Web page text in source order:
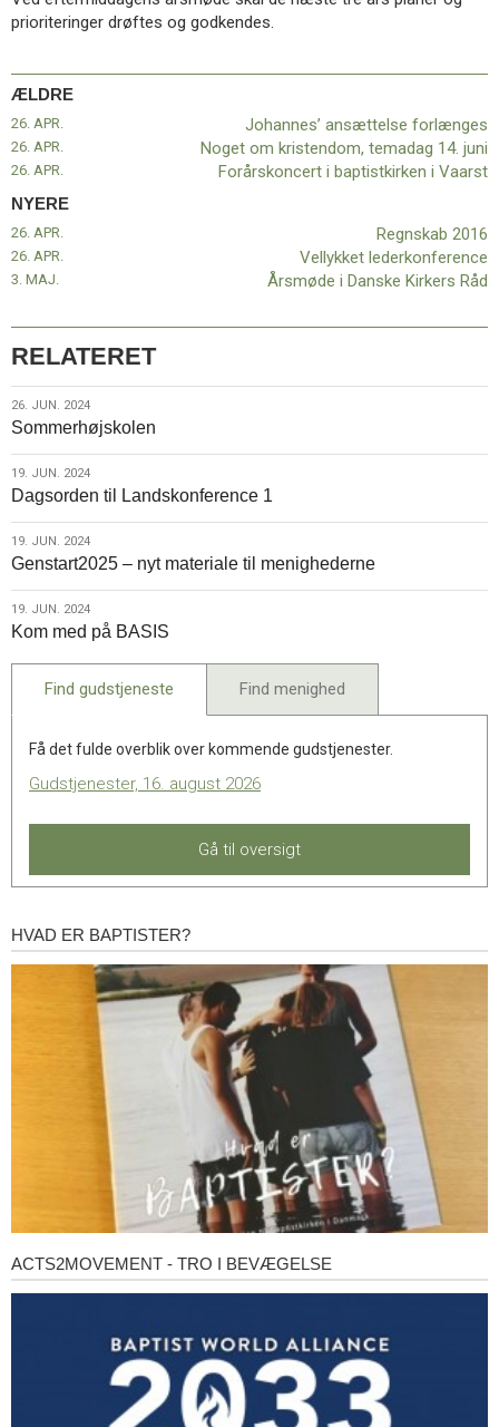
11.0:
Kalender
Inspiration
Mission
15.0:
Om
BaptistKirken
16.0:
Kontakt
indlæg:
Regnskab
2016Forrige
indlæg:
ansættelse
forlænges
prioriteringer drøftes og godkendes.
ÆLDRE
26. APR. Johannes’ ansættelse forlænges
26. APR. Noget om kristendom, temadag 14. juni
26. APR. Forårskoncert i baptistkirken i Vaarst
NYERE
Regnskab 2016
26. APR.
Vellykket lederkonference
26. APR.
Årsmøde i Danske Kirkers Råd
3. MAJ.
RELATERET
26.
jun.
2024
26. JUN. 2024
Sommerhøjskolen
19.
jun.
2024
19. JUN. 2024
Dagsorden til Landskonference 1
19.
jun.
2024
19. JUN. 2024
Genstart2025 – nyt materiale til menighederne
19.
jun.
2024
19. JUN. 2024
Kom med på BASIS
Find gudstjeneste Find menighed
Få det fulde overblik over kommende gudstjenester.
Gudstjenester, 16. august 2026
Gå til oversigt
Hvad
er
HVAD ER BAPTISTER?
Acts2Movement
-
ACTS2MOVEMENT - TRO I BEVÆGELSE